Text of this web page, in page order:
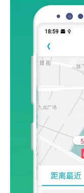
Em resumo, se você
rota com base nas
simplesmente quer
indústria, o aplicativo
integrar tecnologia
promete não apenas
lucratividade ao
Baixe agora e